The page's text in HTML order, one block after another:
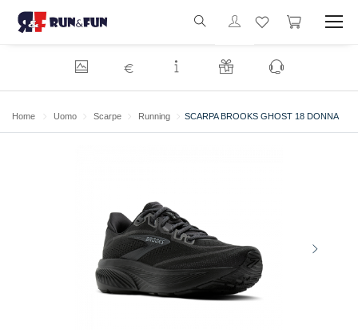
Home Uomo Scarpe Running SCARPA BROOKS GHOST 18 DONNA
€